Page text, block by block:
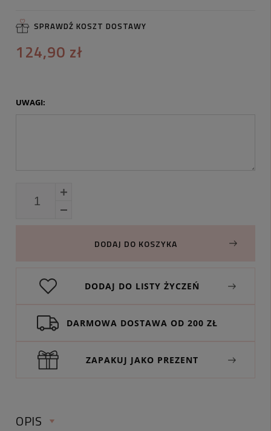
SPRAWDŹ KOSZT DOSTAWY
124,90 zł
UWAGI:
DODAJ DO KOSZYKA
DODAJ DO LISTY ŻYCZEŃ
DARMOWA DOSTAWA OD 200 ZŁ
ZAPAKUJ JAKO PREZENT
OPIS